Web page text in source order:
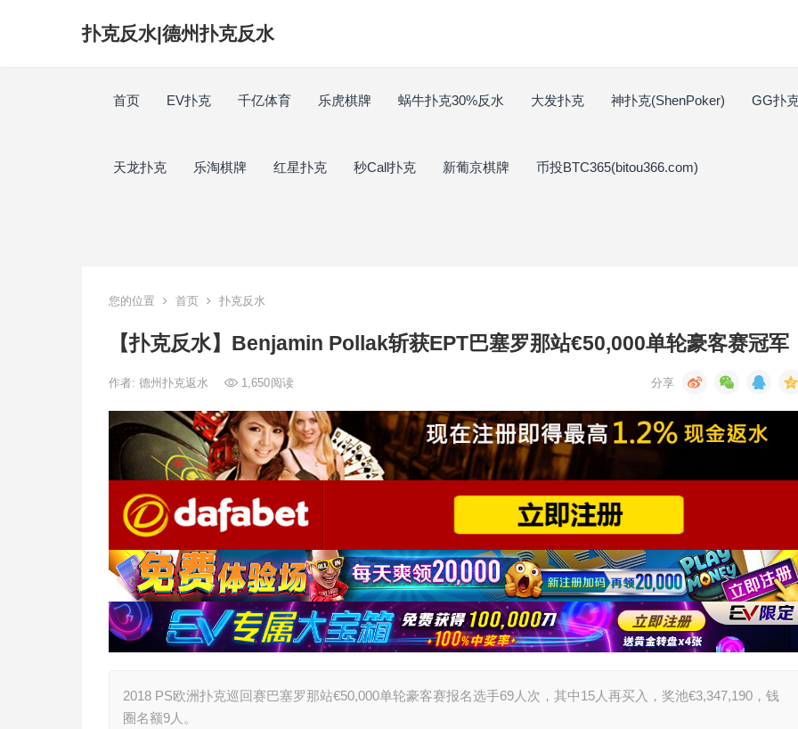
扑克反水|德州扑克反水
首页 EV扑克 千亿体育 乐虎棋牌 蜗牛扑克30%反水 大发扑克 神扑克(ShenPoker) GG扑
天龙扑克 乐淘棋牌 红星扑克 秒Call扑克 新葡京棋牌 币投BTC365(bitou366.com)
您的位置 首页 扑克反水
【扑克反水】Benjamin Pollak斩获EPT巴塞罗那站€50,000单轮豪客赛冠军
作者: 德州扑克返水 1,650阅读
2018 PS欧洲扑克巡回赛巴塞罗那站€50,000单轮豪客赛报名选手69人次，其中15人再买入，奖池€3,347,190，钱
圈名额9人。